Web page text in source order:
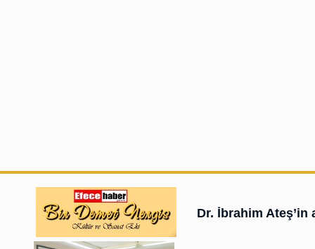
Dr. İbrahim Ateş’in